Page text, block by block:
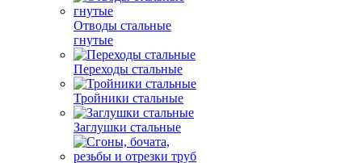
Отводы стальные
гнутые
Переходы стальные
Тройники стальные
Заглушки стальные